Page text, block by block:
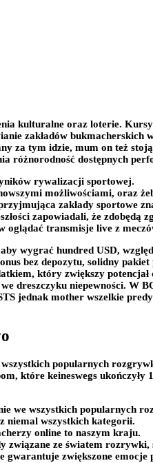
kulturalne oraz loterie.
zakładów bukmacherskich
za tym idzie, mum on też
różnorodność dostępnych
rywalizacji sportowej.
możliwościami, oraz
zakłady sportowe
zapowiadali, że zdobędą
oglądać transmisje live z
wygrać hundred USD,
bez depozytu, solidny
który zwiększy
dreszczyku niepewności. W
jednak mother wszelkie
popularnych
które keineswegs
we wszystkich popularnych
niemal wszystkich kategorii.
online to naszym kraju.
związane ze światem
gwarantuje zwiększone